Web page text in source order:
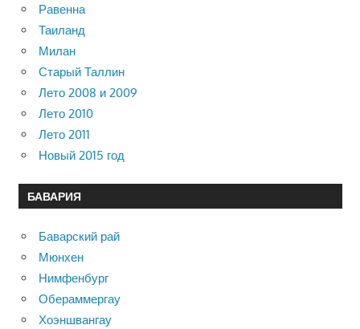
Равенна
Таиланд
Милан
Старый Таллин
Лето 2008 и 2009
Лето 2010
Лето 2011
Новый 2015 год
БАВАРИЯ
Баварский рай
Мюнхен
Нимфенбург
Обераммергау
Хоэншвангау